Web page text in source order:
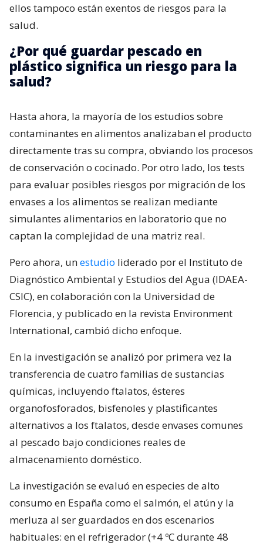
ellos tampoco están exentos de riesgos para la
salud.
¿Por qué guardar pescado en
plástico significa un riesgo para la
salud?
Hasta ahora, la mayoría de los estudios sobre
contaminantes en alimentos analizaban el producto
directamente tras su compra, obviando los procesos
de conservación o cocinado. Por otro lado, los tests
para evaluar posibles riesgos por migración de los
envases a los alimentos se realizan mediante
simulantes alimentarios en laboratorio que no
captan la complejidad de una matriz real.
Pero ahora, unestudio liderado por el Instituto de
Diagnóstico Ambiental y Estudios del Agua (IDAEA-
CSIC), en colaboración con la Universidad de
Florencia, y publicado en la revista Environment
International, cambió dicho enfoque.
En la investigación se analizó por primera vez la
transferencia de cuatro familias de sustancias
químicas, incluyendo ftalatos, ésteres
organofosforados, bisfenoles y plastificantes
alternativos a los ftalatos, desde envases comunes
al pescado bajo condiciones reales de
almacenamiento doméstico.
La investigación se evaluó en especies de alto
consumo en España como el salmón, el atún y la
merluza al ser guardados en dos escenarios
habituales: en el refrigerador (+4 ºC durante 48